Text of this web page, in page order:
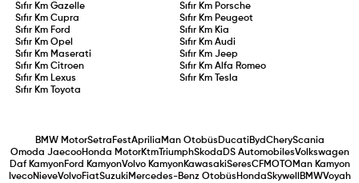
Sıfır KmGazelle Sıfır Km Porsche
Sıfır KmCupra Sıfır Km Peugeot
Sıfır Km Ford Sıfır Km Kia
Sıfır KmOpel Sıfır Km Audi
Sıfır Km Maserati Sıfır Km Jeep
Sıfır KmCitroen Sıfır Km Alfa Romeo
Sıfır Km Lexus Sıfır Km
Tesla
Sıfır Km
Toyota
BMW MotorSetra FestAprilia Man Otobüs Ducati BydCheryScania
Omoda JaecooHonda MotorKtmTriumphSkoda DS AutomobilesVolkswagen
Daf KamyonFord KamyonVolvo KamyonKawasakiSeresCFMOTOMan Kamyon
IvecoNieveVolvoFiatSuzuki Mercedes-Benz Otobüs HondaSkywell BMWVoyah